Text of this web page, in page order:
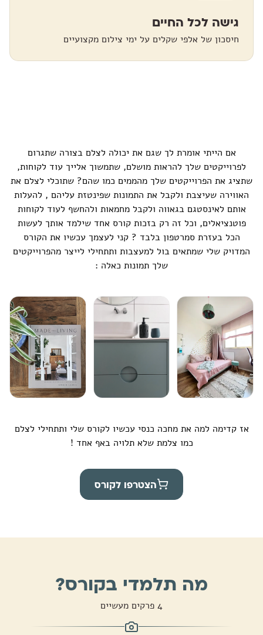
גישה לכל החיים
חיסכון של אלפי שקלים על ימי צילום מקצועיים
אם הייתי אומרת לך שגם את יכולה לצלם בצורה שתגרום
לפרוייקטים שלך להראות מושלם, שתמשוך אלייך עוד לקוחות,
שתציג את הפרוייקטים שלך מהממים כמו שהם? שתוכלי לצלם את
האווירה שעיצבת ולקבל את התמונות שפינטזת עליהם , להעלות
אותם לאינסטגם בגאווה ולקבל מחמאות ולהחשף לעוד לקוחות
פוטנציאלים, וכל זה רק בזכות קורס אחד שילמד אותך לעשות
הכל בעזרת סמרטפון בלבד ? קני לעצמך עכשיו את הקורס
המדויק שלי שמתאים בול למעצבות ותתחילי לייצר מהפרוייקטים
שלך תמונות כאלה :
אז קדימה למה את מחכה כנסי עכשיו לקורס שלי ותתחילי לצלם
כמו צלמת שלא תלויה באף אחד !
הצטרפו לקורס
מה תלמדי בקורס?
4 פרקים מעשיים